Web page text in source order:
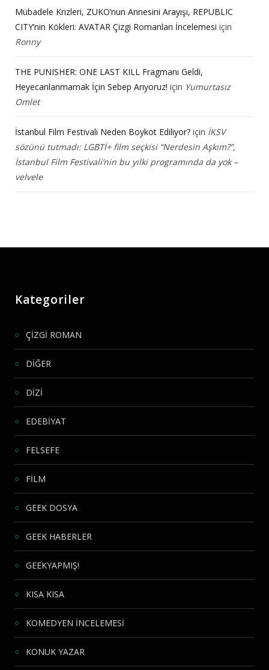
Mübadele Krizleri, ZUKO’nun Annesini Arayışı, REPUBLIC
CITY’nin Kökleri: AVATAR Çizgi Romanları İncelemesi için
Ronny
THE PUNISHER: ONE LAST KILL Fragmanı Geldi,
Heyecanlanmamak İçin Sebep Arıyoruz! için Yumurtasız
Omlet
İstanbul Film Festivali Neden Boykot Ediliyor? için İKSV
sözünü tutmadı: LGBTİ+ film seçkisi “Nerdesin Aşkım?”,
İstanbul Film Festivali’nin bu yılki programında da yok –
velvele
Kategoriler
ÇİZGİ ROMAN
DİĞER
DİZİ
EDEBİYAT
FELSEFE
FİLM
GEEK DOSYA
GEEK HABERLER
GEEKYAPMIŞ!
KISA KISA
KOMEDYEN İNCELEMESİ
KONUK YAZAR